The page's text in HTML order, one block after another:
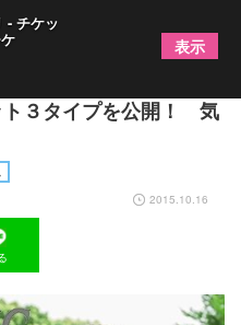
「SMASHING
ト３タイプを公開！ 気
2015.10.16
- チケッ
表示